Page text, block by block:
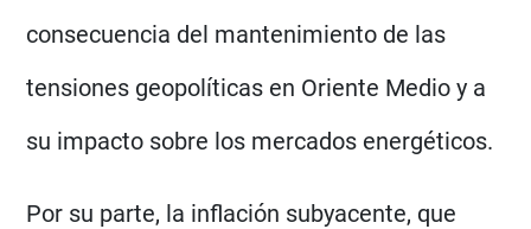
consecuencia del mantenimiento de las
tensiones geopolíticas en Oriente Medio y a
su impacto sobre los mercados energéticos.
Por su parte, la inflación subyacente, que